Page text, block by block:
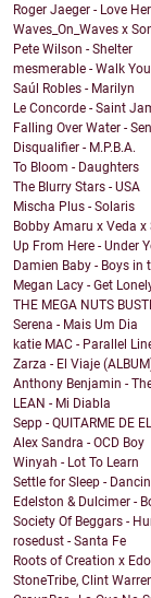
Roger Jaeger - Love
Waves_On_Waves x
Pete Wilson - Shelter
mesmerable - Walk
Saúl Robles - Marilyn
Le Concorde - Saint
Falling Over Water -
Disqualifier - M.P.B.A.
To Bloom - Daughters
The Blurry Stars - USA
Mischa Plus - Solaris
Bobby Amaru x Veda
Up From Here - Under
Damien Baby - Boys in
Megan Lacy - Get
THE MEGA NUTS
Serena - Mais Um Dia
katie MAC - Parallel
Zarza - El Viaje
Anthony Benjamin -
LEAN - Mi Diabla
Sepp - QUITARME DE
Alex Sandra - OCD Boy
Winyah - Lot To Learn
Settle for Sleep -
Edelston & Dulcimer -
Society Of Beggars -
rosedust - Santa Fe
Roots of Creation x
StoneTribe, Clint